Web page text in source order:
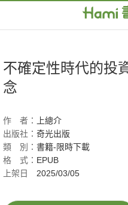
不確定性時代的投
念
作 者：
上總介
出版社： 奇光出版
類
別： 書籍-限時下載
格
式： EPUB
上架日
2025/03/05